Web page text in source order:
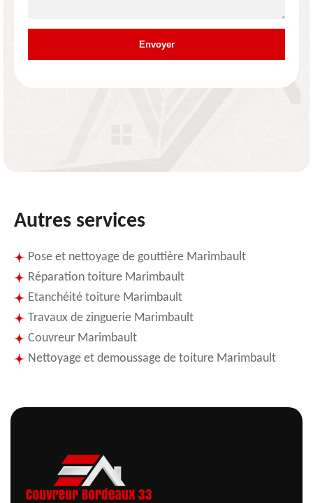
Autres services
Pose et nettoyage de gouttière Marimbault
Réparation toiture Marimbault
Etanchéité toiture Marimbault
Travaux de zinguerie Marimbault
Couvreur Marimbault
Nettoyage et demoussage de toiture Marimbault